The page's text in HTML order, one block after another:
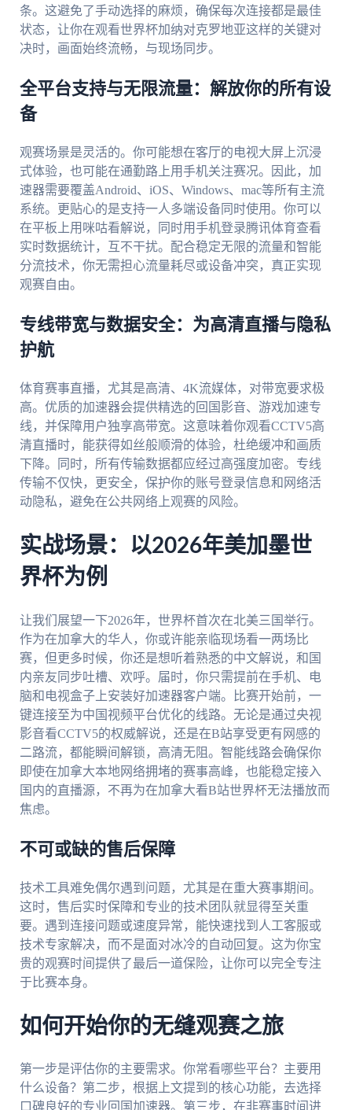
条。这避免了手动选择的麻烦，确保每次连接都是最佳
状态，让你在观看世界杯加纳对克罗地亚这样的关键对
决时，画面始终流畅，与现场同步。
全平台支持与无限流量：解放你的所有设
备
观赛场景是灵活的。你可能想在客厅的电视大屏上沉浸
式体验，也可能在通勤路上用手机关注赛况。因此，加
速器需要覆盖Android、iOS、Windows、mac等所有主流
系统。更贴心的是支持一人多端设备同时使用。你可以
在平板上用咪咕看解说，同时用手机登录腾讯体育查看
实时数据统计，互不干扰。配合稳定无限的流量和智能
分流技术，你无需担心流量耗尽或设备冲突，真正实现
观赛自由。
专线带宽与数据安全：为高清直播与隐私
护航
体育赛事直播，尤其是高清、4K流媒体，对带宽要求极
高。优质的加速器会提供精选的回国影音、游戏加速专
线，并保障用户独享高带宽。这意味着你观看CCTV5高
清直播时，能获得如丝般顺滑的体验，杜绝缓冲和画质
下降。同时，所有传输数据都应经过高强度加密。专线
传输不仅快，更安全，保护你的账号登录信息和网络活
动隐私，避免在公共网络上观赛的风险。
实战场景：以2026年美加墨世
界杯为例
让我们展望一下2026年，世界杯首次在北美三国举行。
作为在加拿大的华人，你或许能亲临现场看一两场比
赛，但更多时候，你还是想听着熟悉的中文解说，和国
内亲友同步吐槽、欢呼。届时，你只需提前在手机、电
脑和电视盒子上安装好加速器客户端。比赛开始前，一
键连接至为中国视频平台优化的线路。无论是通过央视
影音看CCTV5的权威解说，还是在B站享受更有网感的
二路流，都能瞬间解锁，高清无阻。智能线路会确保你
即使在加拿大本地网络拥堵的赛事高峰，也能稳定接入
国内的直播源，不再为在加拿大看B站世界杯无法播放而
焦虑。
不可或缺的售后保障
技术工具难免偶尔遇到问题，尤其是在重大赛事期间。
这时，售后实时保障和专业的技术团队就显得至关重
要。遇到连接问题或速度异常，能快速找到人工客服或
技术专家解决，而不是面对冰冷的自动回复。这为你宝
贵的观赛时间提供了最后一道保险，让你可以完全专注
于比赛本身。
如何开始你的无缝观赛之旅
第一步是评估你的主要需求。你常看哪些平台？主要用
什么设备？第二步，根据上文提到的核心功能，去选择
口碑良好的专业回国加速器。第三步，在非赛事时间进